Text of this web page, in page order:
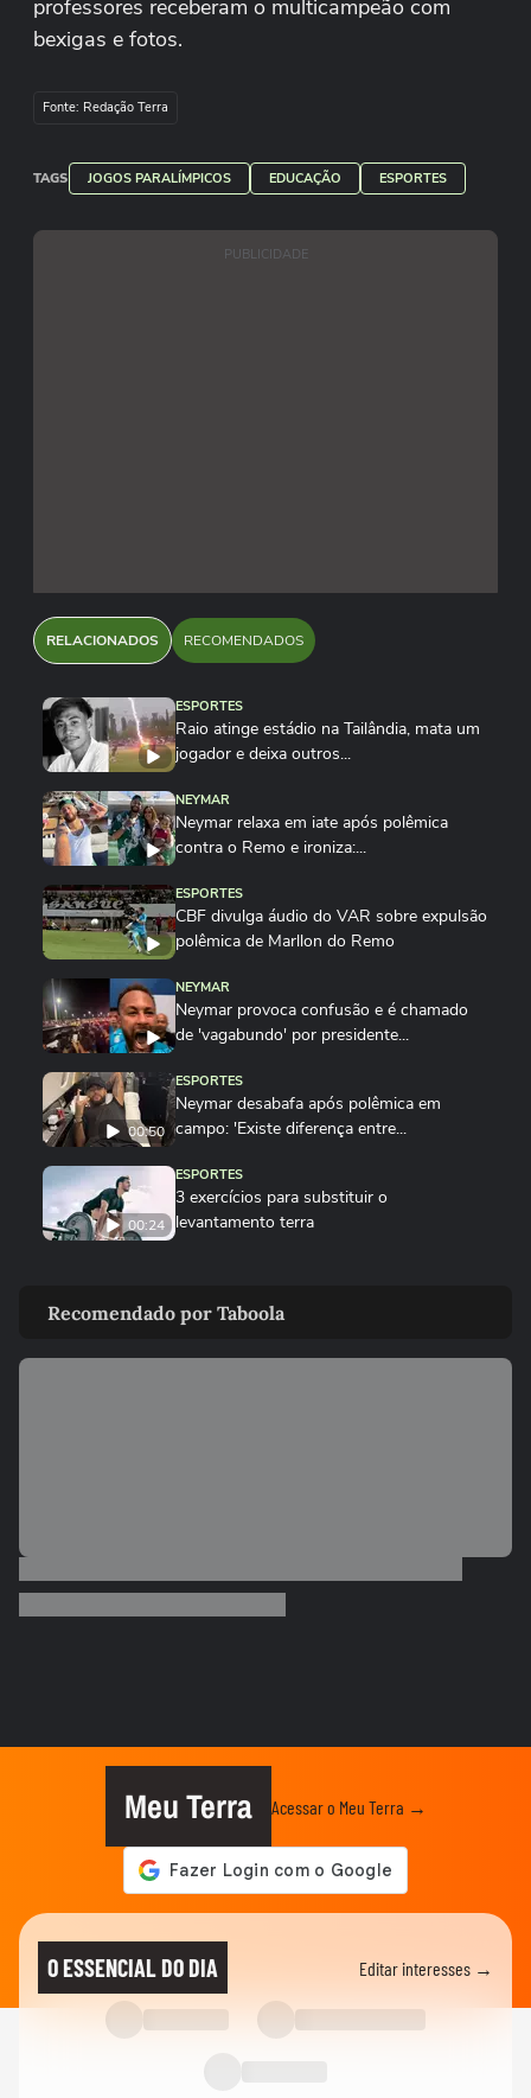
professores receberam o multicampeão com
bexigas e fotos.
Reprodução/ uniacademiajf/ Instagram
Fonte: Redação Terra
TAGS JOGOS PARALÍMPICOS EDUCAÇÃO ESPORTES
PUBLICIDADE
RELACIONADOS RECOMENDADOS
ESPORTES
Raio atinge estádio na Tailândia, mata um
jogador e deixa outros...
NEYMAR
Neymar relaxa em iate após polêmica
contra o Remo e ironiza:...
ESPORTES
CBF divulga áudio do VAR sobre expulsão
polêmica de Marllon do Remo
NEYMAR
Neymar provoca confusão e é chamado
de 'vagabundo' por presidente...
00:50
ESPORTES
Neymar desabafa após polêmica em
campo: 'Existe diferença entre...
00:24
ESPORTES
3 exercícios para substituir o
levantamento terra
coxinha de frango?
ESPORTES
do São Paulo, atropela...
Neymar pai diz que ficará 'muito triste'
quando jogador se...
Davi Lucca diz que gostaria de ver
Neymar jogar mais uma Copa do...
Jogador do PSG é flagrado dirigindo carro
milionário e acena para fãs
Recomendado por Taboola
Meu Terra Acessar o Meu Terra →
O ESSENCIAL DO DIA Editar interesses →